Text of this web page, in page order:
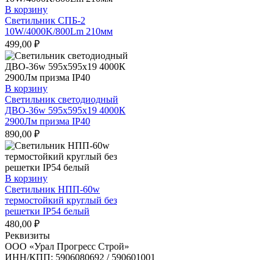
В корзину
Светильник СПБ-2
10W/4000K/800Lm 210мм
499,00 ₽
В корзину
Светильник светодиодный
ДВО-36w 595х595х19 4000К
2900Лм призма IP40
890,00 ₽
В корзину
Светильник НПП-60w
термостойкий круглый без
решетки IP54 белый
480,00 ₽
Реквизиты
ООО «Урал Прогресс Строй»
ИНН/КПП: 5906080692 / 590601001